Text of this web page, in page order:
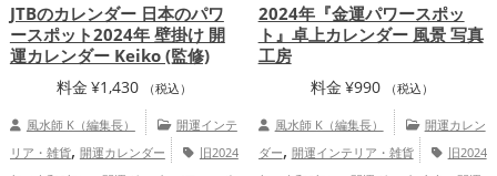
JTBのカレンダー 日本のパワ
ースポット2024年 壁掛け 開
運カレンダー Keiko (監修)
料金 ¥1,430 （税込）
風水師 K（編集長）
開運インテ
リア・雑貨, 開運カレンダー
旧2024
2024年『金運パワースポッ
ト』卓上カレンダー 風景 写真
工房
料金 ¥990 （税込）
風水師 K（編集長）
開運カレン
ダー, 開運インテリア・雑貨
旧2024